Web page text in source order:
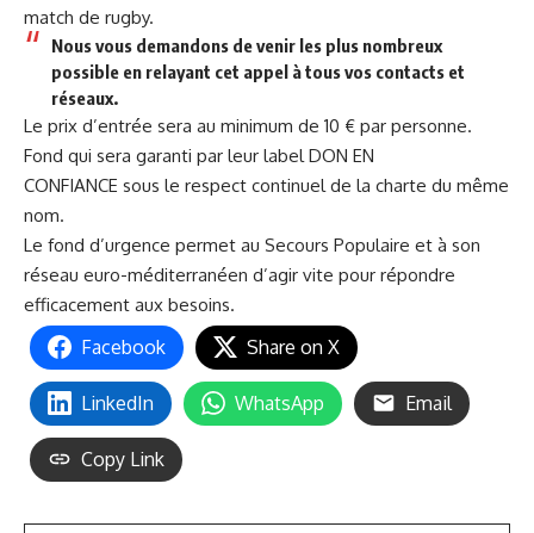
match de rugby.
Nous vous demandons de venir les plus nombreux
possible en relayant cet appel à tous vos contacts et
réseaux.
Le prix d’entrée sera au minimum de 10 € par personne.
Fond qui sera garanti par leur label DON EN
CONFIANCE sous le respect continuel de la charte du même
nom.
Le fond d’urgence permet au Secours Populaire et à son
réseau euro-méditerranéen d’agir vite pour répondre
efficacement aux besoins.
Facebook Share on X
LinkedIn WhatsApp Email
Copy Link